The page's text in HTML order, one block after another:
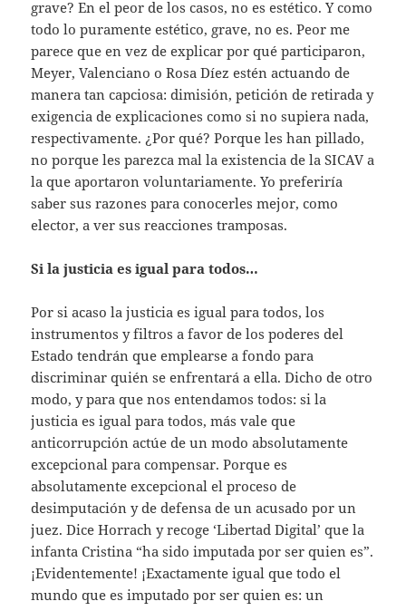
grave? En el peor de los casos, no es estético. Y como
todo lo puramente estético, grave, no es. Peor me
parece que en vez de explicar por qué participaron,
Meyer, Valenciano o Rosa Díez estén actuando de
manera tan capciosa: dimisión, petición de retirada y
exigencia de explicaciones como si no supiera nada,
respectivamente. ¿Por qué? Porque les han pillado,
no porque les parezca mal la existencia de la SICAV a
la que aportaron voluntariamente. Yo preferiría
saber sus razones para conocerles mejor, como
elector, a ver sus reacciones tramposas.
Si la justicia es igual para todos…
Por si acaso la justicia es igual para todos, los
instrumentos y filtros a favor de los poderes del
Estado tendrán que emplearse a fondo para
discriminar quién se enfrentará a ella. Dicho de otro
modo, y para que nos entendamos todos: si la
justicia es igual para todos, más vale que
anticorrupción actúe de un modo absolutamente
excepcional para compensar. Porque es
absolutamente excepcional el proceso de
desimputación y de defensa de un acusado por un
juez. Dice Horrach y recoge ‘Libertad Digital’ que la
infanta Cristina “ha sido imputada por ser quien es”.
¡Evidentemente! ¡Exactamente igual que todo el
mundo que es imputado por ser quien es: un